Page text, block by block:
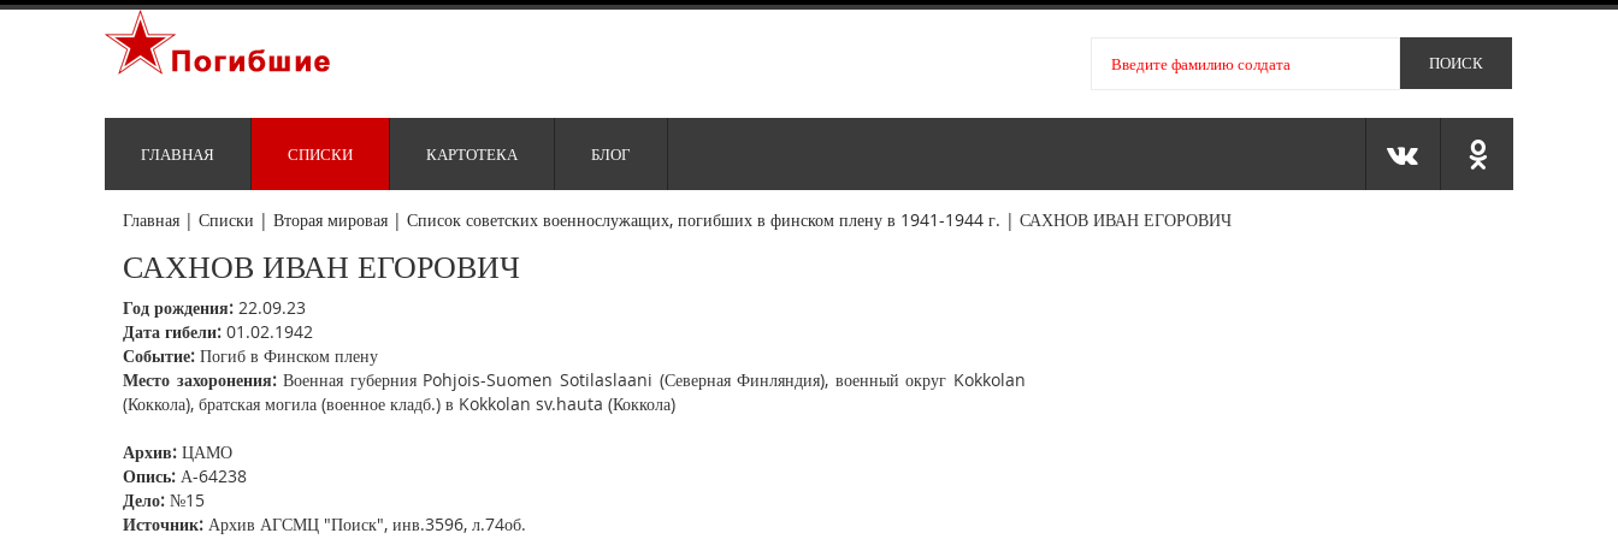
ГЛАВНАЯ СПИСКИ КАРТОТЕКА БЛОГ
Главная | Списки | Вторая мировая | Список советских военнослужащих, погибших в финском плену в 1941-1944 г. | САХНОВ ИВАН ЕГОРОВИЧ
САХНОВ ИВАН ЕГОРОВИЧ
Год рождения: 22.09.23
Дата гибели: 01.02.1942
Событие: Погиб в Финском плену
Место захоронения:Военная губерния Pohjois-Suomen Sotilaslaani (Северная Финляндия), военный округ Kokkolan
(Коккола), братская могила (военное кладб.) в Kokkolan sv.hauta (Коккола)
Архив: ЦАМО
Опись: А-64238
Дело: №15
Источник: Архив АГСМЦ "Поиск", инв.3596, л.74об.